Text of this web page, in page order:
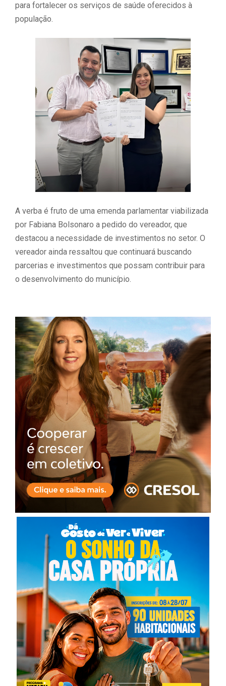
para fortalecer os serviços de saúde oferecidos à
população.
A verba é fruto de uma emenda parlamentar viabilizada
por Fabiana Bolsonaro a pedido do vereador, que
destacou a necessidade de investimentos no setor. O
vereador ainda ressaltou que continuará buscando
parcerias e investimentos que possam contribuir para
o desenvolvimento do município.